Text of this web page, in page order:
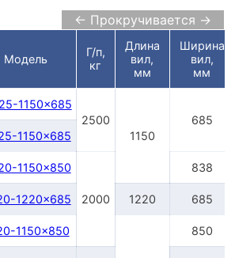
← Прокручивается →
Модель
Г/п,
кг
Длина
вил,
мм
Ширина
вил,
мм
1150x685
2500
1150
685
1150x685
1150x850
2000
838
1220x685 1220 685
1150x850 850